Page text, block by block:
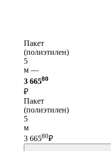
Пакет
(полиэтилен)
5
м —
3 66580
₽
Пакет
(полиэтилен)
5
м
3 66580₽